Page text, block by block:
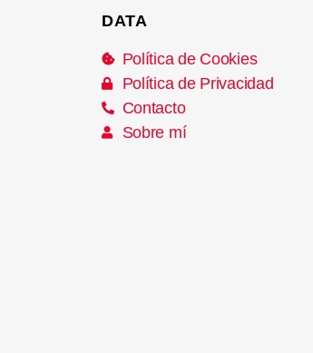
DATA
Política de Cookies
Política de Privacidad
Contacto
Sobre mí